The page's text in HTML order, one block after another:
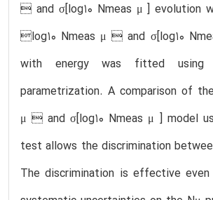
 and σ[log10 Nmeas μ ] evolution
log10 Nmeas μ  and σ[log10
with energy was fitted using
parametrization. A comparison of
μ  and σ[log10 Nmeas μ ] model
test allows the discrimination
The discrimination is effective even